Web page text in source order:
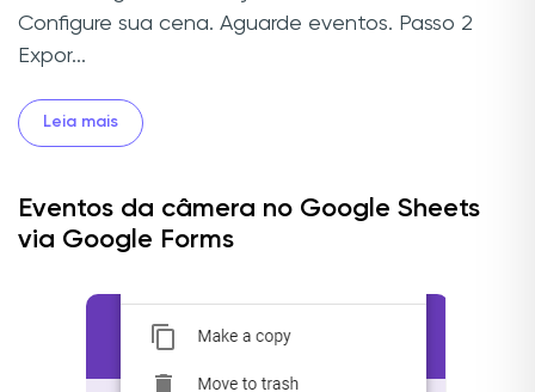
Configure sua cena. Aguarde eventos. Passo 2
Expor...
Leia mais
Eventos da câmera no Google Sheets
via Google Forms